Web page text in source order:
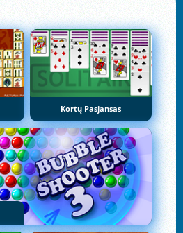
Kortų Pasjansas